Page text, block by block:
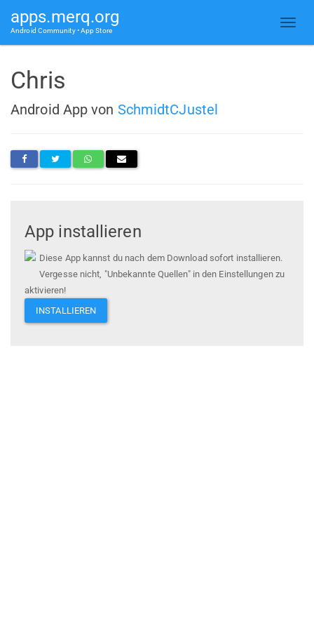
apps.merq.org
Android Community • App Store
Chris
Android App von SchmidtCJustel
App installieren
Diese App kannst du nach dem Download sofort installieren.
Vergesse nicht, "Unbekannte Quellen" in den Einstellungen zu
aktivieren!
INSTALLIEREN